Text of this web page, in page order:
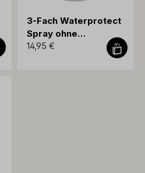
3-Fach Waterprotect
Spray ohne
Treibgase
14,95 €